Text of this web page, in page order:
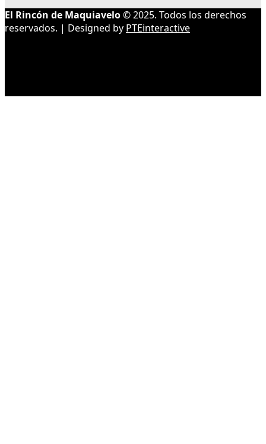
El Rincón de Maquiavelo© 2025. Todos los derechos
reservados. | Designed by PTEinteractive